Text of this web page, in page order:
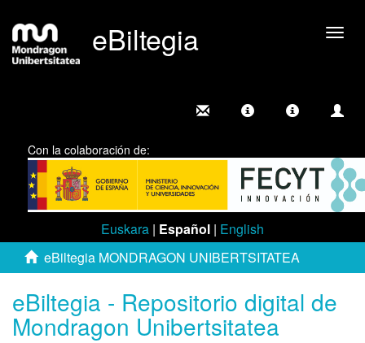
eBiltegia
Con la colaboración de:
Euskara | Español | English
eBiltegia MONDRAGON UNIBERTSITATEA
eBiltegia - Repositorio digital de
Mondragon Unibertsitatea